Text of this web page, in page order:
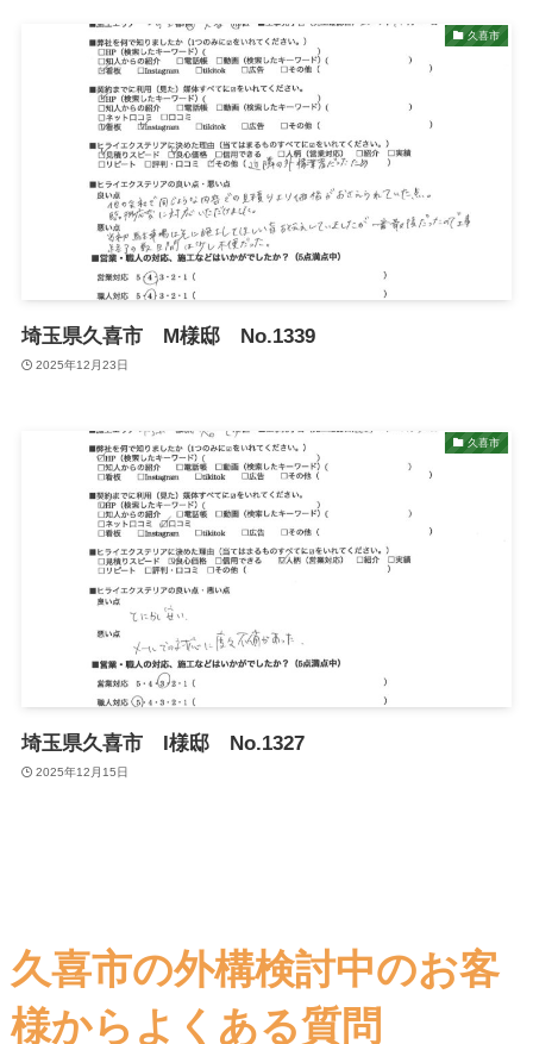
久喜市
埼玉県久喜市 M様邸 No.1339
2025年12月23日
久喜市
埼玉県久喜市 I様邸 No.1327
2025年12月15日
久喜市の外構検討中のお客
様からよくある質問